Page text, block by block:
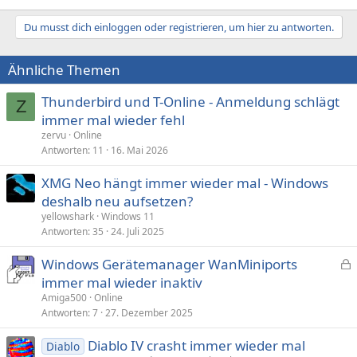
Du musst dich einloggen oder registrieren, um hier zu antworten.
Ähnliche Themen
Z
Thunderbird und T-Online - Anmeldung schlägt
immer mal wieder fehl
zervu Online
Antworten 11 16. Mai 2026
XMG Neo hängt immer wieder mal - Windows
deshalb neu aufsetzen?
yellowshark Windows 11
Antworten 35 24. Juli 2025
e
Windows Gerätemanager WanMiniports
immer mal wieder inaktiv
Amiga500 Online
Antworten 7 27. Dezember 2025
Diablo Diablo IV crasht immer wieder mal